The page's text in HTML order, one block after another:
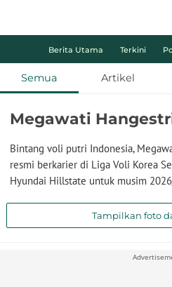
Berita Utama Terkini
Semua Artikel
Megawati
Bintang voli putri Indonesia,
resmi berkarier di Liga Voli Korea
Hyundai Hillstate untuk musim
Tampilkan foto